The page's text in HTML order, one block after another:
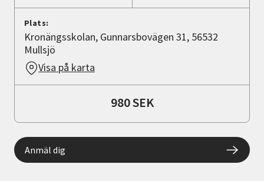
Plats:
Kronängsskolan, Gunnarsbovägen 31, 56532
Mullsjö
Visa på karta
980 SEK
Anmäl dig